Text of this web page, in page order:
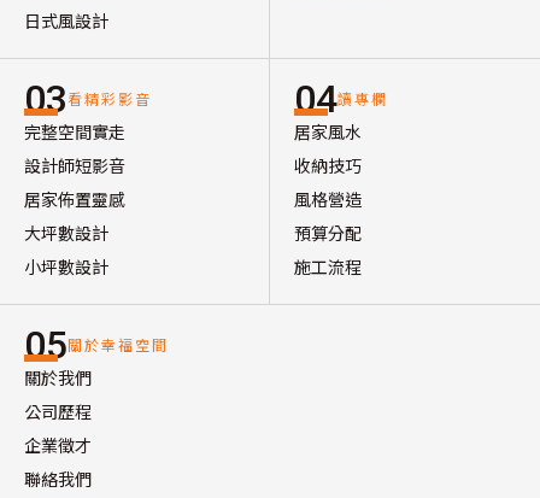
日式風設計
03看精彩影音
完整空間實走
設計師短影音
居家佈置靈感
大坪數設計
小坪數設計
04讀專欄
居家風水
收納技巧
風格營造
預算分配
施工流程
05關於幸福空間
關於我們
公司歷程
企業徵才
聯絡我們